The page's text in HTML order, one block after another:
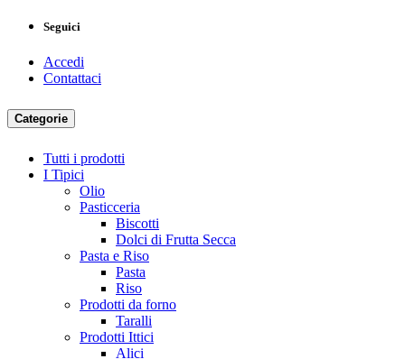
Seguici
Accedi
Contattaci
Categorie
Tutti i prodotti
I Tipici
Olio
Pasticceria
Biscotti
Dolci di Frutta Secca
Pasta e Riso
Pasta
Riso
Prodotti da forno
Taralli
Prodotti Ittici
Alici